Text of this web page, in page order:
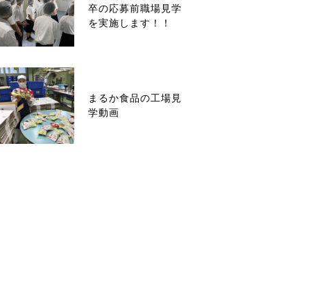
卒の応募前職場見学
を実施します！！
まるか食品の工場見
学動画